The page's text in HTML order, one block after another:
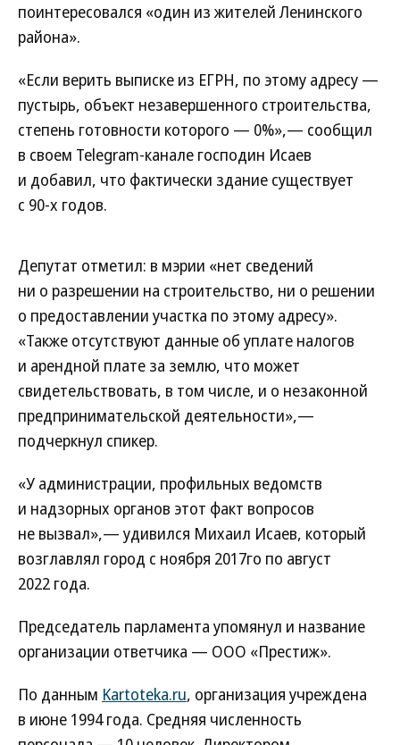
поинтересовался «один из жителей Ленинского
района».
«Если верить выписке из ЕГРН, по этому адресу —
пустырь, объект незавершенного строительства,
степень готовности которого — 0%»,— сообщил
в своем Telegram-канале господин Исаев
и добавил, что фактически здание существует
с 90-х годов.
Депутат отметил: в мэрии «нет сведений
ни о разрешении на строительство, ни о решении
о предоставлении участка по этому адресу».
«Также отсутствуют данные об уплате налогов
и арендной плате за землю, что может
свидетельствовать, в том числе, и о незаконной
предпринимательской деятельности»,—
подчеркнул спикер.
«У администрации, профильных ведомств
и надзорных органов этот факт вопросов
не вызвал»,— удивился Михаил Исаев, который
возглавлял город с ноября 2017го по август
2022 года.
Председатель парламента упомянул и название
организации ответчика — ООО «Престиж».
По данным Kartoteka.ru, организация учреждена
в июне 1994 года. Средняя численность